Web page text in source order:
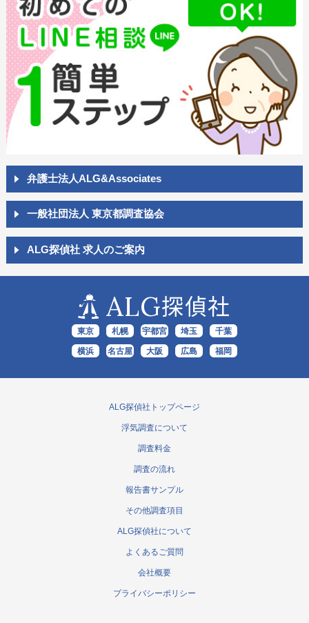
弁護士法人ALG&Associates
一般社団法人 東京都調査協会
ALG探偵社 求人のご案内
ALG探偵社
東京 札幌 宇都宮 埼玉 千葉
横浜 名古屋 大阪 広島 福岡
ALG探偵社トップページ
浮気調査について
調査料金
調査の流れ
報告書サンプル
その他調査項目
ALG探偵社について
よくあるご質問
会社概要
プライバシーポリシー